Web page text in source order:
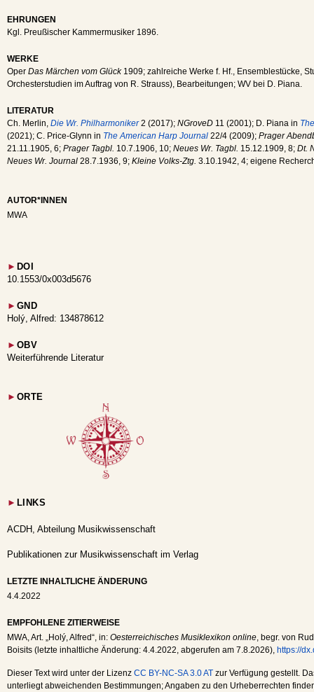
EHRUNGEN
Kgl. Preußischer Kammermusiker 1896.
WERKE
Oper Das Märchen vom Glück1909; zahlreiche Werke f. Hf., Ensemblestücke,
Orchesterstudien im Auftrag von R. Strauss), Bearbeitungen; WV bei D. Piana.
LITERATUR
Ch. Merlin, Die Wr. Philharmoniker2 (2017); NGroveD 11 (2001); D. Piana in
(2021); C. Price-Glynn in The American Harp Journal 22/4 (2009); Prager
21.11.1905, 6; Prager Tagbl. 10.7.1906, 10; Neues Wr. Tagbl. 15.12.1909, 8; Dt.
Neues Wr. Journal 28.7.1936, 9; Kleine Volks-Ztg. 3.10.1942, 4; eigene
AUTOR*INNEN
MWA
► DOI
10.1553/0x003d5676
► GND
Holý, Alfred: 134878612
► OBV
Weiterführende Literatur
► ORTE
► LINKS
ACDH, Abteilung Musikwissenschaft
Publikationen zur Musikwissenschaft im Verlag
LETZTE INHALTLICHE ÄNDERUNG
4.4.2022
EMPFOHLENE ZITIERWEISE
MWA , Art. „Holý, Alfred“, in: Oesterreichisches Musiklexikon online , begr. von
Boisits (letzte inhaltliche Änderung: 4.4.2022 , abgerufen am 7.8.2026), https://
Dieser Text wird unter der Lizenz CC BY-NC-SA 3.0 AT zur Verfügung gestellt.
unterliegt abweichenden Bestimmungen; Angaben zu den Urheberrechten